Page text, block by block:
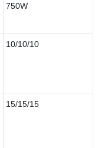
750W
10/10/10
15/15/15